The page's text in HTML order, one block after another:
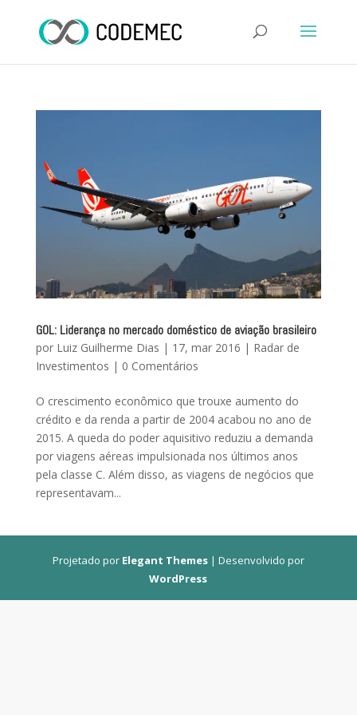
GOL: Liderança no mercado doméstico de aviação brasileiro
por Luiz Guilherme Dias | 17, mar 2016 | Radar de
Investimentos | 0 Comentários
O crescimento econômico que trouxe aumento do
crédito e da renda a partir de 2004 acabou no ano de
2015. A queda do poder aquisitivo reduziu a demanda
por viagens aéreas impulsionada nos últimos anos
pela classe C. Além disso, as viagens de negócios que
representavam...
Projetado por Elegant Themes| Desenvolvido por
WordPress